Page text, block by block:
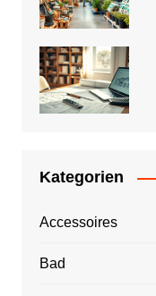
Kategorien
Accessoires
Bad